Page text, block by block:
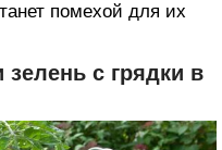
помехой для их
с грядки в